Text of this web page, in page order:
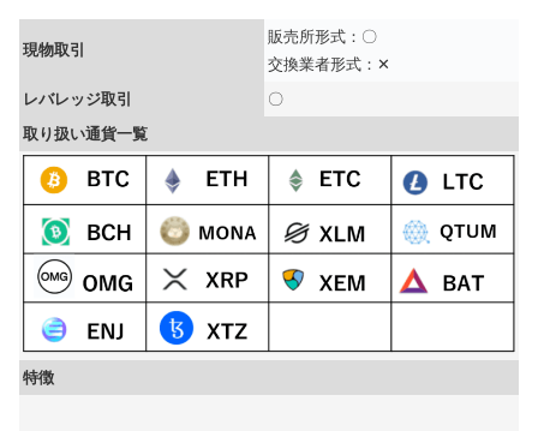
現物取引
販売所形式：〇
交換業者形式：✕
レバレッジ取引
〇
取り扱い通貨一覧
特徴